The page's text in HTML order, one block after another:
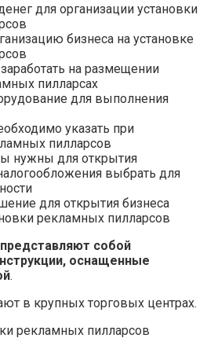
для организации установки
бизнеса на установке
на размещении
пилларсах
для выполнения
указать при
пилларсов
нужны для открытия
выбрать для
для открытия бизнеса
рекламных пилларсов
собой
оснащенные
.
в крупных торговых центрах.